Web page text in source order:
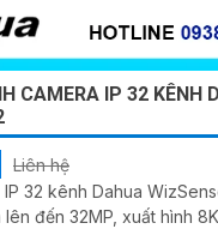
CAMERA IP 32 KÊNH
Liên hệ
32 kênh Dahua
lên đến 32MP, xuất hình